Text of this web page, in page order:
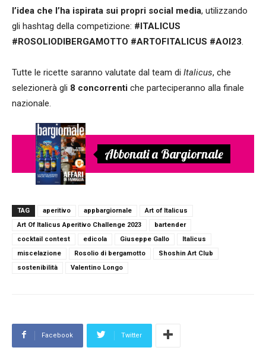
l’idea che l’ha ispirata sui propri social media, utilizzando
gli hashtag della competizione: #ITALICUS
#ROSOLIODIBERGAMOTTO #ARTOFITALICUS #AOI23.
Tutte le ricette saranno valutate dal team di Italicus, che
selezionerà gli 8 concorrenti che parteciperanno alla finale
nazionale.
Abbonati a Bargiornale
TAG aperitivo appbargiornale
Art of Italicus
Art Of Italicus Aperitivo Challenge 2023
bartender
cocktail contest
edicola Giuseppe Gallo
Italicus
miscelazione
Rosolio di bergamotto
Shoshin Art Club
sostenibilità
Valentino Longo
Facebook Twitter